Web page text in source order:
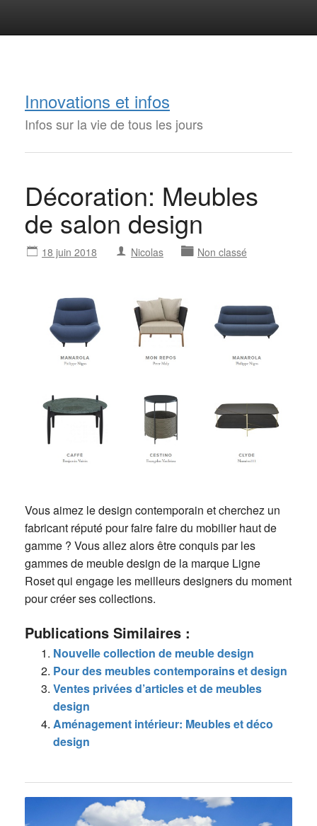
Innovations et infos
Infos sur la vie de tous les jours
Décoration: Meubles
de salon design
18 juin 2018 Nicolas Non classé
Vous aimez le design contemporain et cherchez un
fabricant réputé pour faire faire du mobilier haut de
gamme ? Vous allez alors être conquis par les
gammes de meuble design de la marque Ligne
Roset qui engage les meilleurs designers du moment
pour créer ses collections.
Publications Similaires :
Nouvelle collection de meuble design
Pour des meubles contemporains et design
Ventes privées d’articles et de meubles
design
Aménagement intérieur: Meubles et déco
design